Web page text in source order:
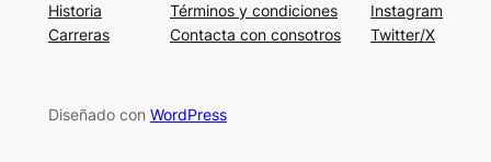
Historia
Carreras
Términos y condiciones
Contacta con consotros
Instagram
Twitter/X
Diseñado con WordPress